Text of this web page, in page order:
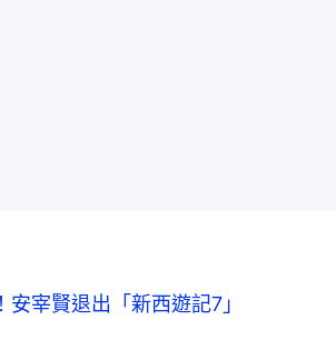
宰賢退出「新西遊記7」